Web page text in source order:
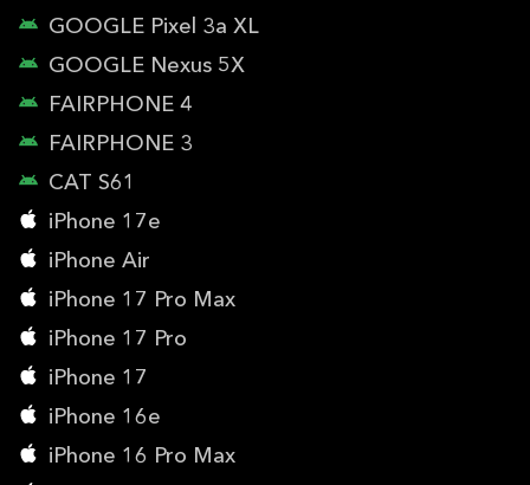
GOOGLE Pixel 3a XL
GOOGLE Nexus 5X
FAIRPHONE 4
FAIRPHONE 3
CAT S61
iPhone 17e
iPhone Air
iPhone 17 Pro Max
iPhone 17 Pro
iPhone 17
iPhone 16e
iPhone 16 Pro Max